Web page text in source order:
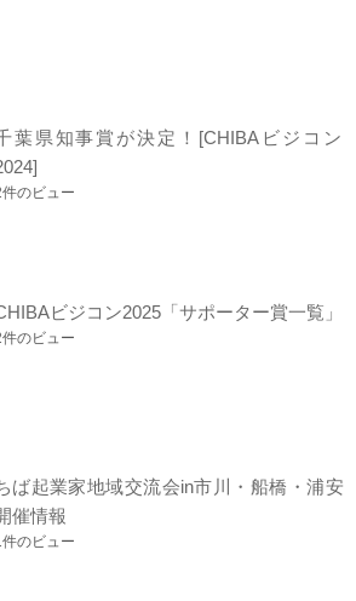
葉県知事賞が決定！[CHIBAビジコン
のビュー
ビジコン2025「サポーター賞一覧」
のビュー
ば起業家地域交流会in市川・船橋・浦安
催情報
件のビュー